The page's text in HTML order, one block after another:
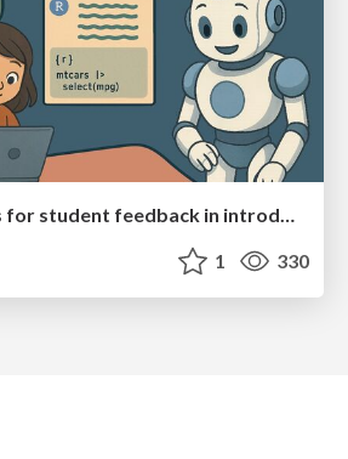
1 330